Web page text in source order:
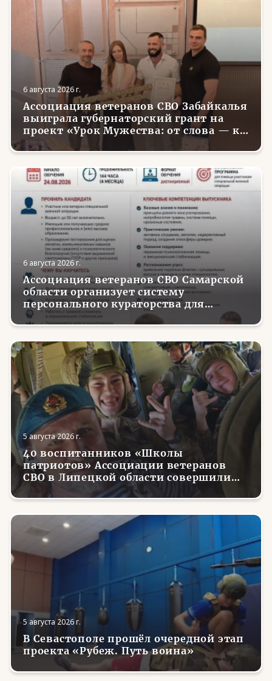
6 августа 2026 г.
Ассоциация ветеранов СВО Забайкалья
выиграла губернаторский грант на
проект «Урок Мужества: от слова — к
делу»
6 августа 2026 г.
Ассоциация ветеранов СВО Самарской
области организует систему
персонального кураторства для
трудоустройства и социализации
вернувшихся с фронта бойцов
5 августа 2026 г.
40 воспитанников «Школы
патриотов» Ассоциации ветеранов
СВО в Липецкой области совершили
первые парашютные прыжки
5 августа 2026 г.
В Севастополе прошёл очередной этап
проекта «Рубеж. Путь воина»